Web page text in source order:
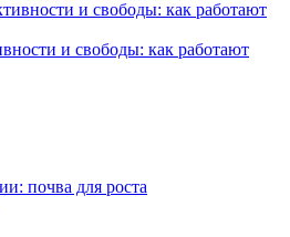
и свободы: как работают